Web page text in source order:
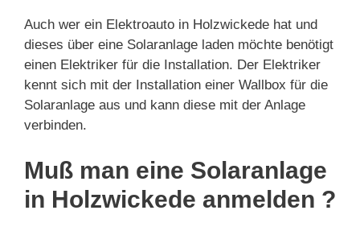
Auch wer ein Elektroauto in Holzwickede hat und
dieses über eine Solaranlage laden möchte benötigt
einen Elektriker für die Installation. Der Elektriker
kennt sich mit der Installation einer Wallbox für die
Solaranlage aus und kann diese mit der Anlage
verbinden.
Muß man eine Solaranlage
in Holzwickede anmelden ?